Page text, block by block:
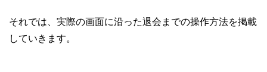
それでは、実際の画面に沿った退会までの操作方法を掲載
していきます。